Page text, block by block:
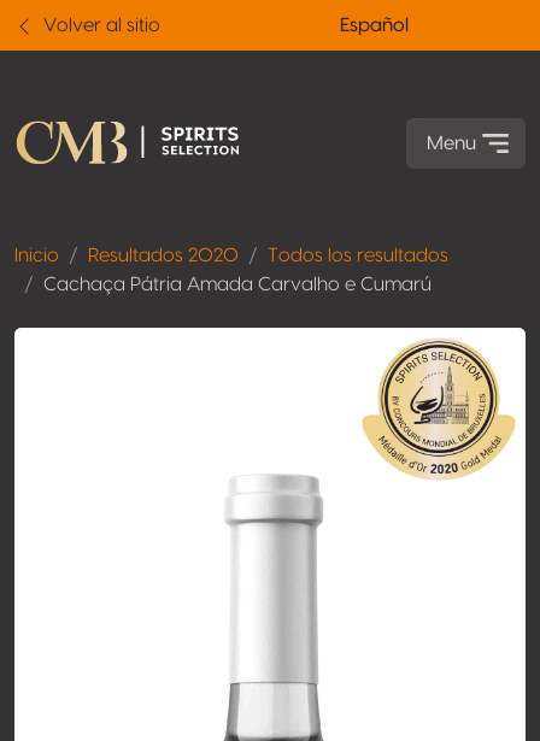
Volver al sitio Español
Menu
Inicio Resultados 2020
Todos los resultados
Cachaça Pátria Amada Carvalho e Cumarú